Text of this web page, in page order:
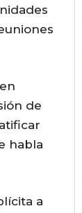
de
habla
a